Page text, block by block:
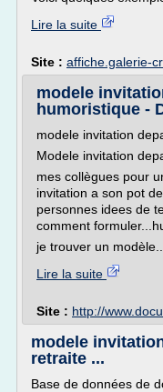
Lire la suite
Site : affiche.galerie-
modele
humoristique -
modele invitation
Modele invitation
mes collègues pour
invitation a son pot
personnes idees de
comment
je trouver un
Lire la suite
Site : http://
modele
retraite ...
Base de données de